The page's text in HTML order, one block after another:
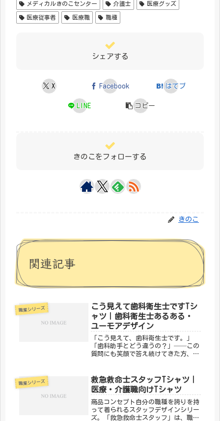
メディカルきのこセンター 介護士 医療グッズ
医療従事者 医療職 職種
シェアする
X Facebook はてブ
LINE コピー
きのこをフォローする
きのこ
関連記事
職業シリーズ
こう見えて歯科衛生士ですTシ
ャツ｜歯科衛生士あるある・
ユーモアデザイン
「こう見えて、歯科衛生士です。」
「歯科助手とどう違うの？」──この
質問にも笑顔で答え続けてきた方、多
的な知識と技術で口腔の健康を守るプ
ロが歯科衛生士。その誇りをユーモラ
スに...
職業シリーズ
救急救命士スタッフTシャツ｜
医療・介護職向けTシャツ
商品コンセプト自分の職種を誇りを持
って着られるスタッフデザインシリー
ズ。「救急救命士スタッフ」は、職場